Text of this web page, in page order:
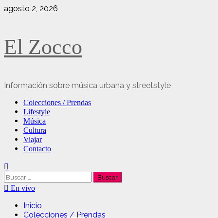
Saltar
agosto 2, 2026
El Zocco
Información sobre música urbana y streetstyle
Menú
principal
Colecciones / Prendas
Lifestyle
Música
Cultura
Viajar
Contacto
Buscar:
En vivo
Inicio
Colecciones / Prendas